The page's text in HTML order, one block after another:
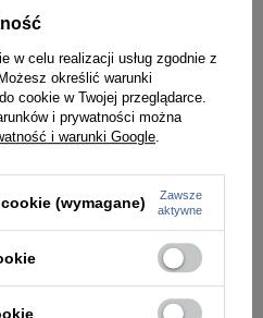
AK-03
239,99 zł
w celu realizacji usług zgodnie z
Możesz określić warunki
cookie w Twojej przeglądarce.
i prywatności można
i warunki Google
(wymagane)
Zawsze
aktywne